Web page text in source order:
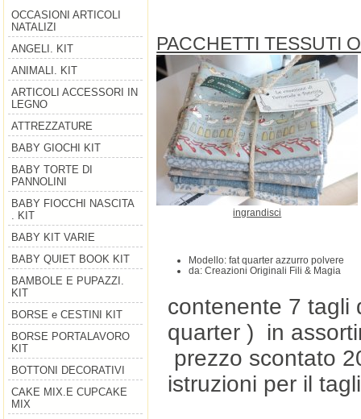
OCCASIONI ARTICOLI
NATALIZI
ANGELI. KIT
ANIMALI. KIT
ARTICOLI ACCESSORI IN
LEGNO
ATTREZZATURE
BABY GIOCHI KIT
BABY TORTE DI
PANNOLINI
BABY FIOCCHI NASCITA
. KIT
BABY KIT VARIE
BABY QUIET BOOK KIT
BAMBOLE E PUPAZZI.
KIT
BORSE e CESTINI KIT
BORSE PORTALAVORO
KIT
BOTTONI DECORATIVI
CAKE MIX.E CUPCAKE
MIX
PACCHETTI TESSUTI
ingrandisci
Modello: fat quarter azzurro polvere
da: Creazioni Originali Fili & Magia
contenente 7
quarter ) in
prezzo scontato
istruzioni per il